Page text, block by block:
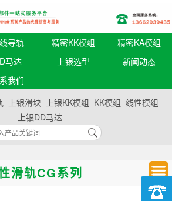
导轨 精密KK模组
精密KA模组
马达 上银选型
新闻动态
我们
上银滑块 上银KK模组 KK模组 线性模组
上银DD马达
滑轨CG系列